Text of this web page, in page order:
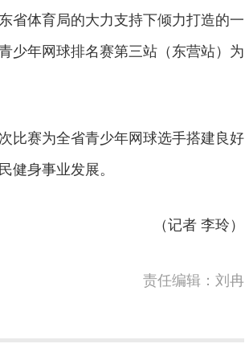
省体育局的大力支持下倾力打造的一
少年网球排名赛第三站（东营站）为
赛为全省青少年网球选手搭建良好
身事业发展。
（记者 李玲）
责任编辑：刘冉